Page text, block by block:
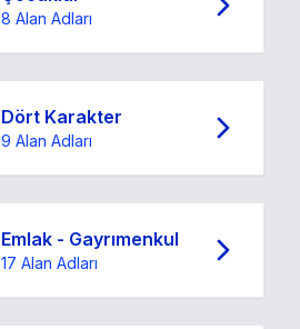
8 Alan Adları
Dört Karakter
9 Alan Adları
Emlak - Gayrımenkul
17 Alan Adları